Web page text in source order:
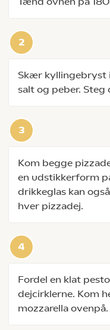
Skær kyllingebryst
salt og peber. Steg
Kom begge
en udstikkerform
drikkeglas kan
hver pizzadej.
Fordel en klat
dejcirklerne. Kom
mozzarella ovenpå.